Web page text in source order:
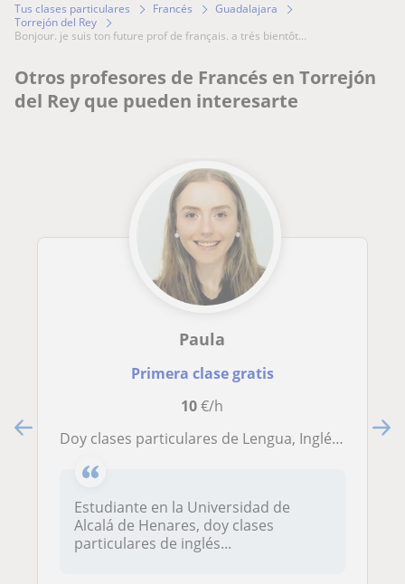
Tus clases particulares Francés
Guadalajara
Torrejón del Rey
bonjour. je suis ton future prof de français. a trés bientôt...
Otros profesores de Francés en Torrejón
del Rey que pueden interesarte
Paula
Primera clase gratis
10€/h
Doy clases particulares de Lengua, Inglés, Francés y Matemáticas para niños y niñas de primaria o de la ESO
Estudiante en la Universidad de
Alcalá de Henares, doy clases
particulares de inglés...